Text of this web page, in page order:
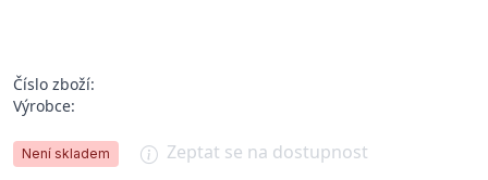
Číslo zboží:
Výrobce:
Není skladem Zeptat se na dostupnost